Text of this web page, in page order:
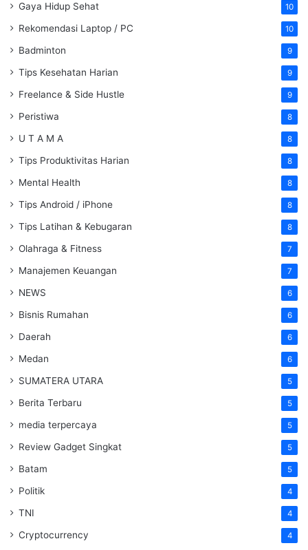
Gaya Hidup Sehat 10
Rekomendasi Laptop / PC 10
Badminton 9
Tips Kesehatan Harian 9
Freelance & Side Hustle 9
Peristiwa 8
U T A M A 8
Tips Produktivitas Harian 8
Mental Health 8
Tips Android / iPhone 8
Tips Latihan & Kebugaran 8
Olahraga & Fitness 7
Manajemen Keuangan 7
NEWS 6
Bisnis Rumahan 6
Daerah 6
Medan 6
SUMATERA UTARA 5
Berita Terbaru 5
media terpercaya 5
Review Gadget Singkat 5
Batam 5
Politik 4
TNI 4
Cryptocurrency 4